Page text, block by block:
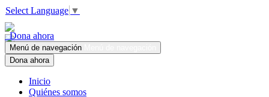
Select Language ▼
Dona ahora
Menú de navegación
Dona ahora
Inicio
Quiénes somos